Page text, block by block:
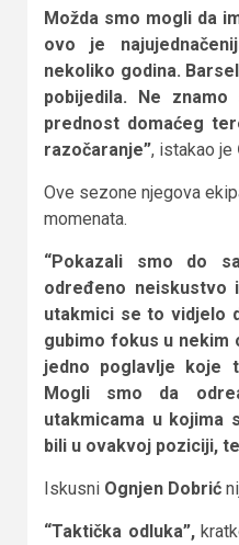
Možda smo mogli da
ovo je
nekoliko godina.
pobijedila. Ne
prednost domaćeg
razočaranje”, istakao je
Ove sezone njegova
momenata.
“Pokazali smo do
određeno neiskustvo
utakmici se to vidjelo
gubimo fokus u nekim
jedno poglavlje koje
Mogli smo da
utakmicama u kojima
bili u ovakvoj poziciji,
Iskusni Ognjen Dobrić
“Taktička odluka”,